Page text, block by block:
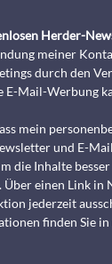
Herder-
meiner
durch den
E-Mail-Werbung
mein
und E-
die Inhalte
Über einen Link in
jederzeit
finden Sie in